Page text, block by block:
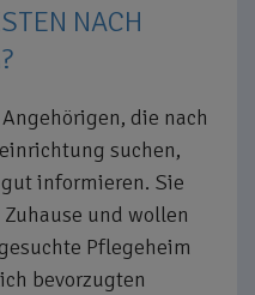
NACH
die nach
suchen,
informieren. Sie
und wollen
Pflegeheim
bevorzugten